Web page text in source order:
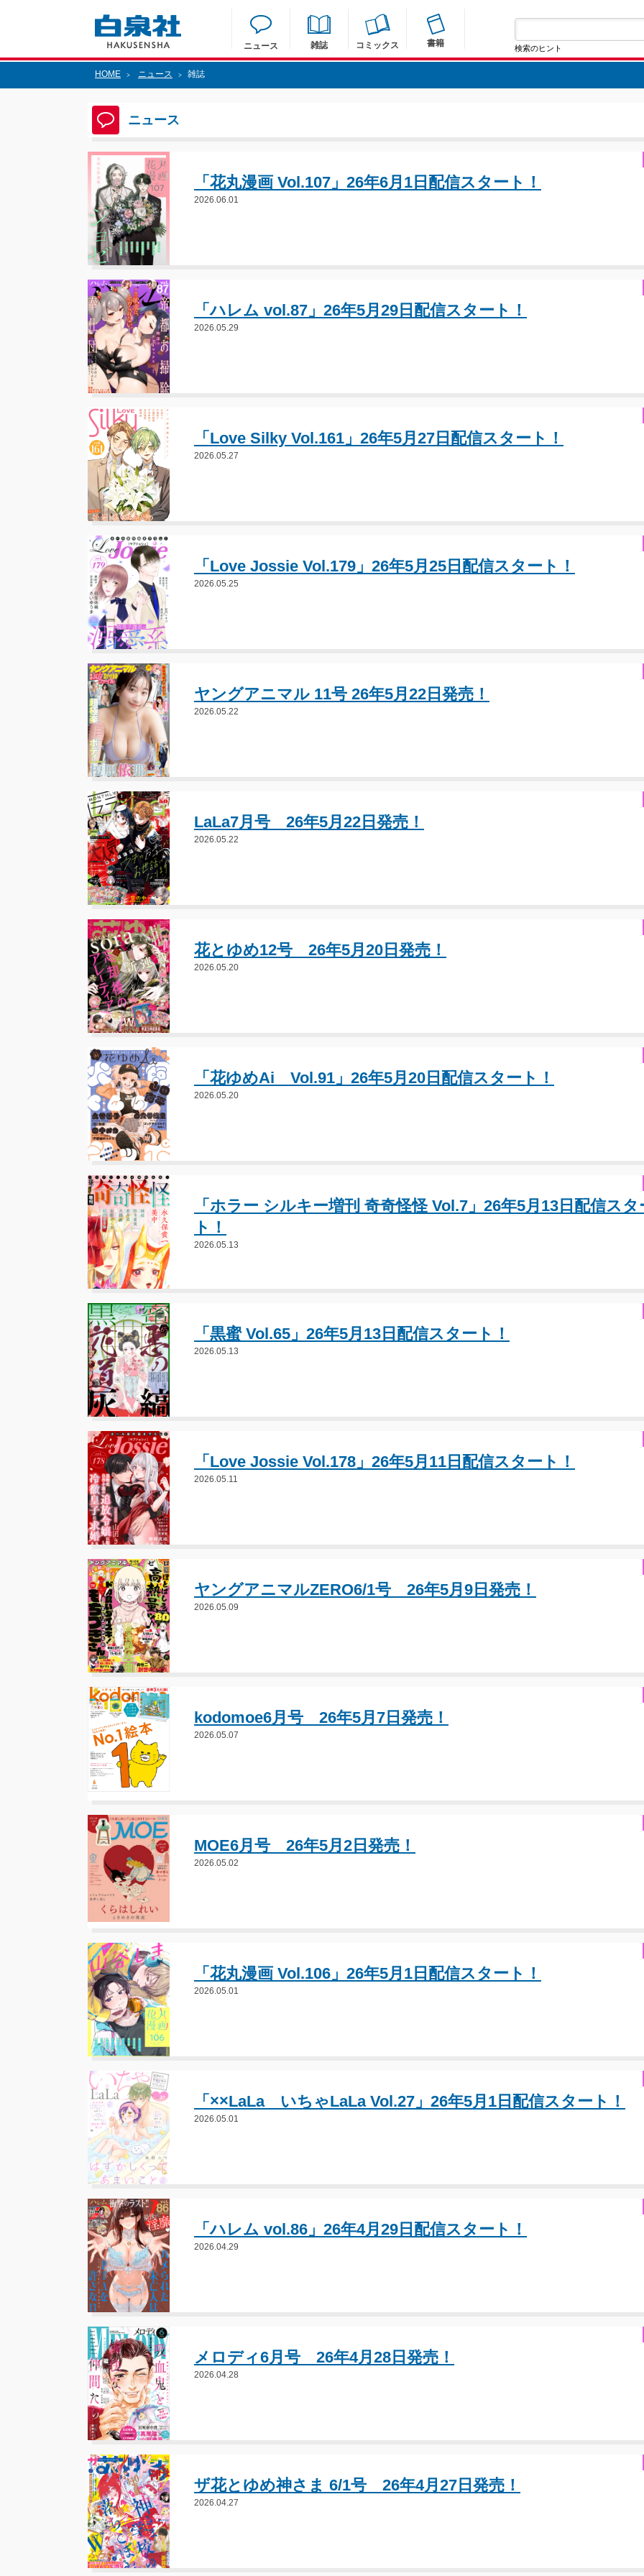
ニュース 雑誌 コミックス 書籍 検索のヒント
HOME > ニュース > 雑誌
ニュース
「花丸漫画 Vol.107」26年6月1日配信スタート！
2026.06.01
「ハレム vol.87」26年5月29日配信スタート！
2026.05.29
「Love Silky Vol.161」26年5月27日配信スタート！
2026.05.27
「Love Jossie Vol.179」26年5月25日配信スタート！
2026.05.25
ヤングアニマル 11号 26年5月22日発売！
2026.05.22
LaLa7月号 26年5月22日発売！
2026.05.22
花とゆめ12号 26年5月20日発売！
2026.05.20
「花ゆめAi Vol.91」26年5月20日配信スタート！
2026.05.20
「ホラー シルキー増刊 奇奇怪怪 Vol.7」26年5月13日配信スタ
ト！
2026.05.13
「黒蜜 Vol.65」26年5月13日配信スタート！
2026.05.13
「Love Jossie Vol.178」26年5月11日配信スタート！
2026.05.11
ヤングアニマルZERO6/1号 26年5月9日発売！
2026.05.09
kodomoe6月号 26年5月7日発売！
2026.05.07
MOE6月号 26年5月2日発売！
2026.05.02
「花丸漫画 Vol.106」26年5月1日配信スタート！
2026.05.01
「××LaLa いちゃLaLa Vol.27」26年5月1日配信スタート！
2026.05.01
「ハレム vol.86」26年4月29日配信スタート！
2026.04.29
メロディ6月号 26年4月28日発売！
2026.04.28
ザ花とゆめ神さま 6/1号 26年4月27日発売！
2026.04.27